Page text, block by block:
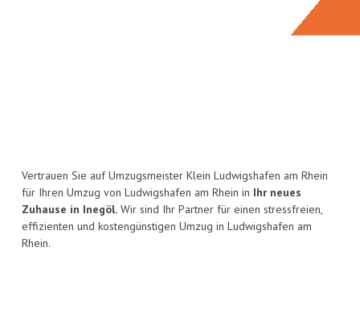
Vertrauen Sie auf Umzugsmeister Klein Ludwigshafen am Rhein
für Ihren Umzug von Ludwigshafen am Rhein in Ihr neues
Zuhause in Inegöl. Wir sind Ihr Partner für einen stressfreien,
effizienten und kostengünstigen Umzug in Ludwigshafen am
Rhein.